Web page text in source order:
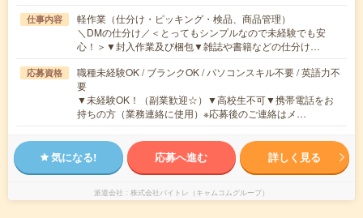
仕事内容
軽作業（仕分け・ピッキング・検品、商品管理）
＼DMの仕分け／＜とってもシンプルなので未経験でも安
心！＞▼封入作業及び梱包▼雑誌や書籍などの仕分け…
応募資格
職種未経験OK / ブランクOK / パソコンスキル不要 / 英語力不
要
▼未経験OK！（副業歓迎☆）▼高校生不可▼携帯電話をお
持ちの方（業務連絡に使用）※応募後のご連絡はメ…
気になる! 応募へ進む 詳しく見る
派遣会社 株式会社バイトレ（キャムコムグループ）